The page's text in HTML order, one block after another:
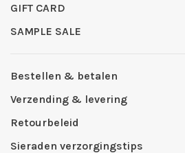
GIFT CARD
SAMPLE SALE
Bestellen & betalen
Verzending & levering
Retourbeleid
Sieraden verzorgingstips